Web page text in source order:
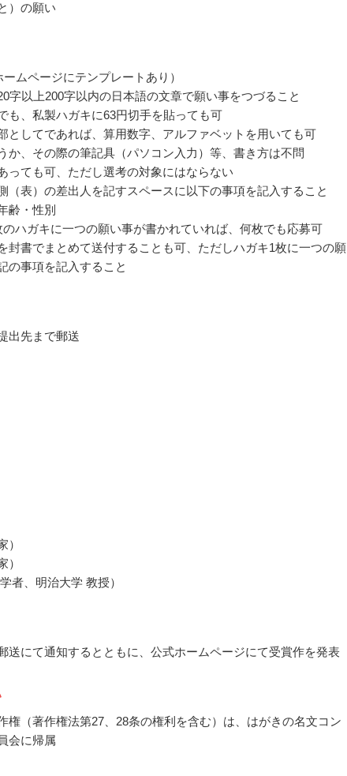
）の願い
ムページにテンプレートあり）
字以上200字以内の日本語の文章で願い事をつづること
も、私製ハガキに63円切手を貼っても可
としてであれば、算用数字、アルファベットを用いても可
か、その際の筆記具（パソコン入力）等、書き方は不問
っても可、ただし選考の対象にはならない
（表）の差出人を記すスペースに以下の事項を記入すること
齢・性別
ハガキに一つの願い事が書かれていれば、何枚でも応募可
封書でまとめて送付することも可、ただしハガキ1枚に一つの願
の事項を記入すること
出先まで郵送
）
）
者、明治大学 教授）
送にて通知するとともに、公式ホームページにて受賞作を発表
権（著作権法第27、28条の権利を含む）は、はがきの名文コン
会に帰属